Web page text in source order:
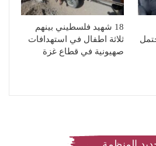
18 شهيد فلسطيني بينهم
ثلاثة اطفال في استهدافات
صهيونية في قطاع غزة